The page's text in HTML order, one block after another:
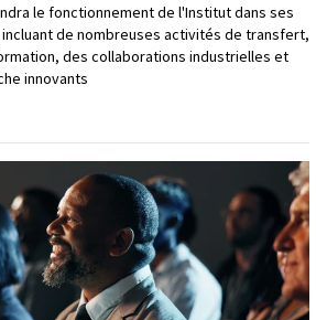
le fonctionnement de l'Institut dans ses
de nombreuses activités de transfert,
des collaborations industrielles et
innovants